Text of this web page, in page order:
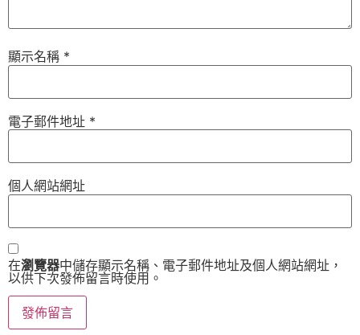
顯示名稱 *
電子郵件地址 *
個人網站網址
在瀏覽器中儲存顯示名稱、電子郵件地址及個人網站網址，
以供下次發佈留言時使用。